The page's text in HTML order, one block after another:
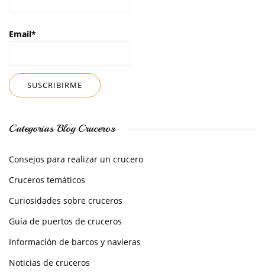
Email*
Categorías Blog Cruceros
Consejos para realizar un crucero
Cruceros temáticos
Curiosidades sobre cruceros
Guía de puertos de cruceros
Información de barcos y navieras
Noticias de cruceros